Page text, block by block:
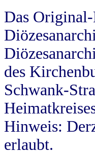
Das
des
Schwank-
Hinweis:
erlaubt.